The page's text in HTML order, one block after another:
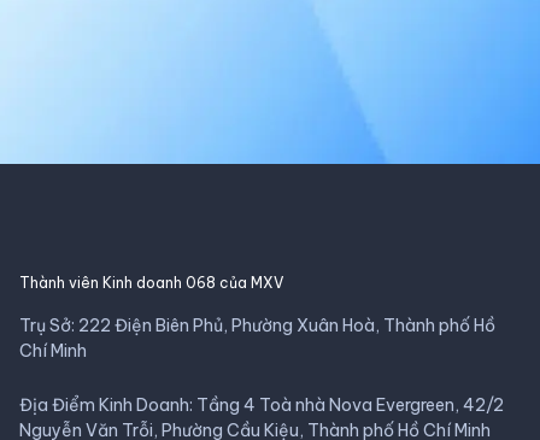
Thành viên Kinh doanh 068 của MXV
Trụ Sở: 222 Điện Biên Phủ, Phường Xuân Hoà, Thành phố Hồ
Chí Minh
Địa Điểm Kinh Doanh: Tầng 4 Toà nhà Nova Evergreen, 42/2
Nguyễn Văn Trỗi, Phường Cầu Kiệu, Thành phố Hồ Chí Minh